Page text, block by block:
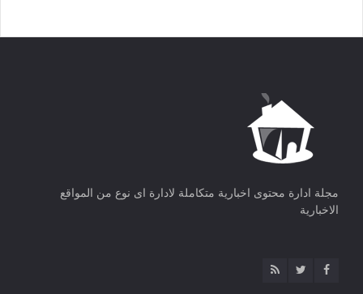
مجلة ادارة محتوى اخبارية متكاملة لادارة اى نوع من المواقع
الاخبارية